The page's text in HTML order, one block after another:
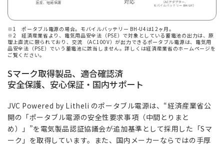
※1 ポータブル電源の場合。モバイルバッテリー BH-U4は12ヶ月。
※2 経済産業省より、電気用品安全法（PSE）で対象としている蓄電池の出力は、原
理上直流に限られており、交流 （AC100V）が出力できるポータブル電源は、電気用
品安全法（PSE）でいう蓄電池に該当しません。詳しくは経済産業省のホームページを
ご覧ください。
Sマーク取得製品、適合確認済
安全保護、安心保証・国内サポート
JVC Powered by Litheli のポータブル電源は、“経済産業省公
開の「ポータブル電源の安全性要求事項（中間とりまと
め）」”を電気製品認証協議会が追加基準として採用した「Sマ
ーク」を取得しています。また、国内メーカーならではの手厚